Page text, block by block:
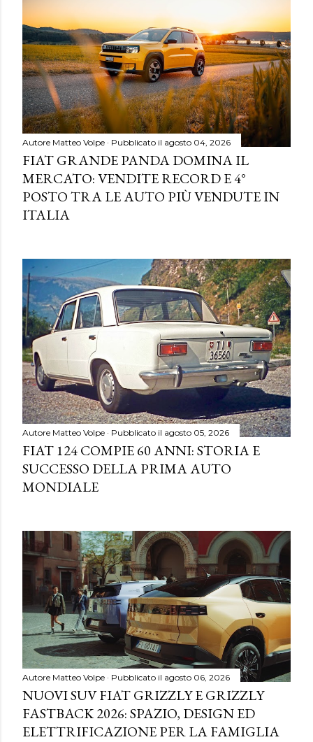
Autore Matteo Volpe Pubblicato il agosto 04, 2026
FIAT GRANDE PANDA DOMINA IL
MERCATO: VENDITE RECORD E 4°
POSTO TRA LE AUTO PIÙ VENDUTE IN
ITALIA
Autore Matteo Volpe Pubblicato il agosto 05, 2026
FIAT 124 COMPIE 60 ANNI: STORIA E
SUCCESSO DELLA PRIMA AUTO
MONDIALE
Autore Matteo Volpe Pubblicato il agosto 06, 2026
NUOVI SUV FIAT GRIZZLY E GRIZZLY
FASTBACK 2026: SPAZIO, DESIGN ED
ELETTRIFICAZIONE PER LA FAMIGLIA